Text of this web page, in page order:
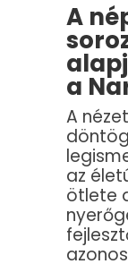
A
a
A
az
ötlete